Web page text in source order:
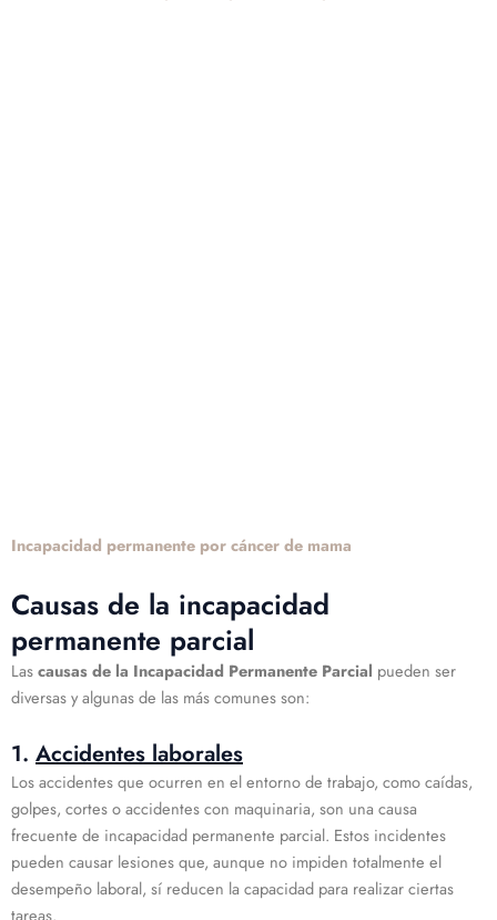
Incapacidad permanente por cáncer de mama
Causas de la incapacidad
permanente parcial
Lascausas de la Incapacidad Permanente Parcial pueden ser
diversas y algunas de las más comunes son:
1. Accidentes laborales
Los accidentes que ocurren en el entorno de trabajo, como caídas,
golpes, cortes o accidentes con maquinaria, son una causa
frecuente de incapacidad permanente parcial. Estos incidentes
pueden causar lesiones que, aunque no impiden totalmente el
desempeño laboral, sí reducen la capacidad para realizar ciertas
tareas.